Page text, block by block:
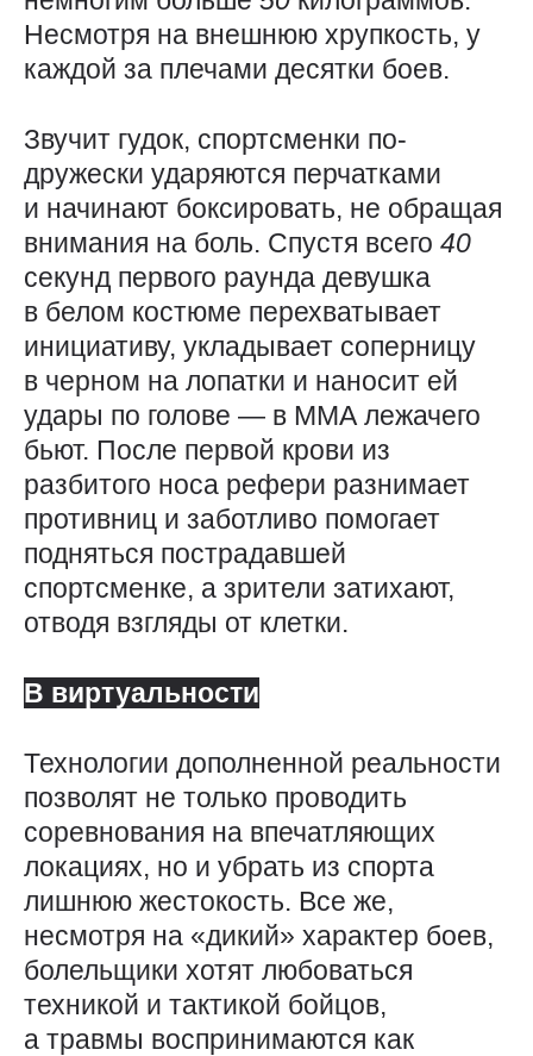
Несмотря на внешнюю хрупкость, у
каждой за плечами десятки боев.
Звучит гудок, спортсменки по-
дружески ударяются перчатками
и начинают боксировать, не обращая
внимания на боль. Спустя всего 40
секунд первого раунда девушка
в белом костюме перехватывает
инициативу, укладывает соперницу
в черном на лопатки и наносит ей
удары по голове — ​в ММА лежачего
бьют. После первой крови из
разбитого носа рефери разнимает
противниц и заботливо помогает
подняться пострадавшей
спортсменке, а зрители затихают,
отводя взгляды от клетки.
В виртуальности
Технологии дополненной реальности
позволят не только проводить
соревнования на впечатляющих
локациях, но и убрать из спорта
лишнюю жестокость. Все же,
несмотря на «дикий» характер боев,
болельщики хотят любоваться
техникой и тактикой бойцов,
а травмы воспринимаются как